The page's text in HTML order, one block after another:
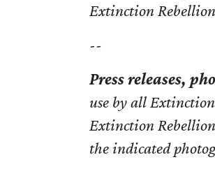
Extinction
--
Press releases,
use by all
Extinction
the indicated